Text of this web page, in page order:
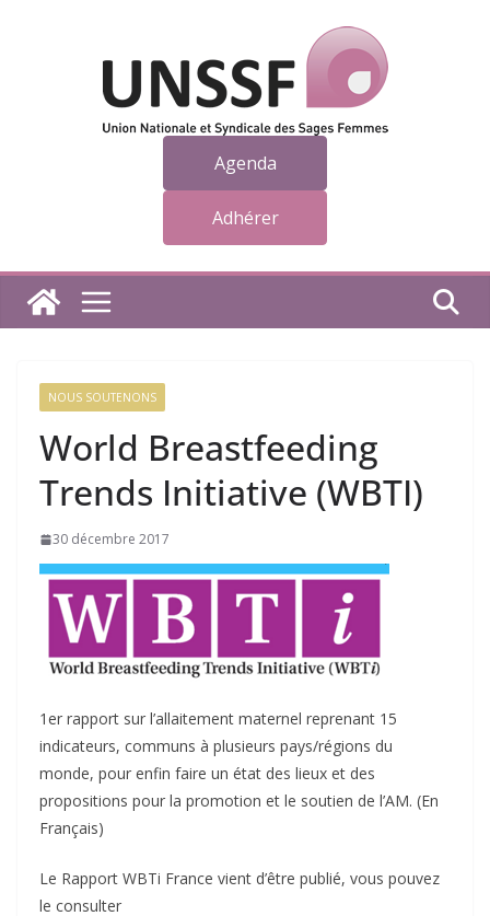
Agenda
Adhérer
NOUS SOUTENONS
World Breastfeeding
Trends Initiative (WBTI)
30 décembre 2017
1er rapport sur l’allaitement maternel reprenant 15
indicateurs, communs à plusieurs pays/régions du
monde, pour enfin faire un état des lieux et des
propositions pour la promotion et le soutien de l’AM. (En
Français)
Le Rapport WBTi France vient d’être publié, vous pouvez
le consulter